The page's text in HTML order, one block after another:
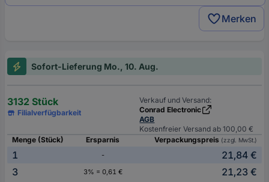
Merken
Sofort-Lieferung Mo., 10. Aug.
3132 Stück
Filialverfügbarkeit
Verkauf und Versand:
Conrad Electronic
AGB
Kostenfreier Versand ab 100,00 €
Menge (Stück)
Ersparnis Verpackungspreis (zzgl. MwSt.)
1 -
21,84 €
3
3% = 0,61 €
21,23 €